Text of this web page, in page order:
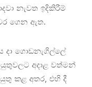
නැවත ඉදිකිරීම්
ගෙන ඇත.
දා ගොඩනැගිල්ලේ
අදාළ වත්මන්
කළ අතර, එහි දී